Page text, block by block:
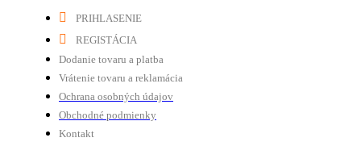
PRIHLASENIE
REGISTÁCIA
Dodanie tovaru a platba
Vrátenie tovaru a reklamácia
Ochrana osobných údajov
Obchodné podmienky
Kontakt